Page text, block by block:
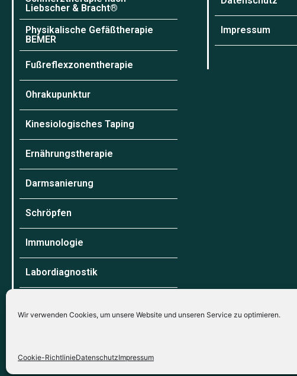
Wir verwenden Cookies, um unsere Website und unseren Service zu optimieren.
Cookie-RichtlinieDatenschutzImpressum
Liebscher & Bracht®
Physikalische Gefäßtherapie
BEMER
Fußreflexzonentherapie
Ohrakupunktur
Kinesiologisches Taping
Ernährungstherapie
Darmsanierung
Schröpfen
Immunologie
Labordiagnostik
Impressum